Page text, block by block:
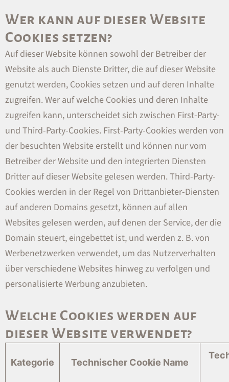
Wer kann auf dieser Website
Cookies setzen?
Auf dieser Website können sowohl der Betreiber der
Website als auch Dienste Dritter, die auf dieser Website
genutzt werden, Cookies setzen und auf deren Inhalte
zugreifen. Wer auf welche Cookies und deren Inhalte
zugreifen kann, unterscheidet sich zwischen First-Party-
und Third-Party-Cookies. First-Party-Cookies werden von
der besuchten Website erstellt und können nur vom
Betreiber der Website und den integrierten Diensten
Dritter auf dieser Website gelesen werden. Third-Party-
Cookies werden in der Regel von Drittanbieter-Diensten
auf anderen Domains gesetzt, können auf allen
Websites gelesen werden, auf denen der Service, der die
Domain steuert, eingebettet ist, und werden z. B. von
Werbenetzwerken verwendet, um das Nutzerverhalten
über verschiedene Websites hinweg zu verfolgen und
personalisierte Werbung anzubieten.
Welche Cookies werden auf
dieser Website verwendet?
Kategorie Technischer Cookie Name